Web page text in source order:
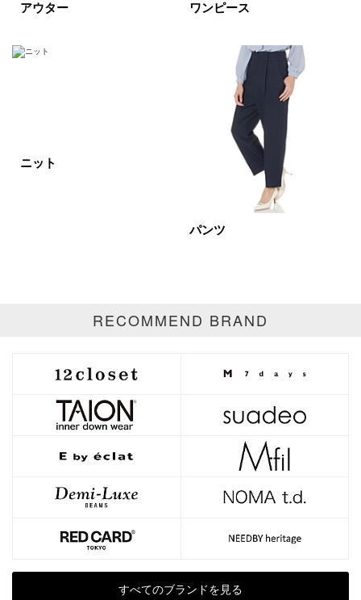
アウター ワンピース
ニット
パンツ
RECOMMEND BRAND
すべてのブランドを見る